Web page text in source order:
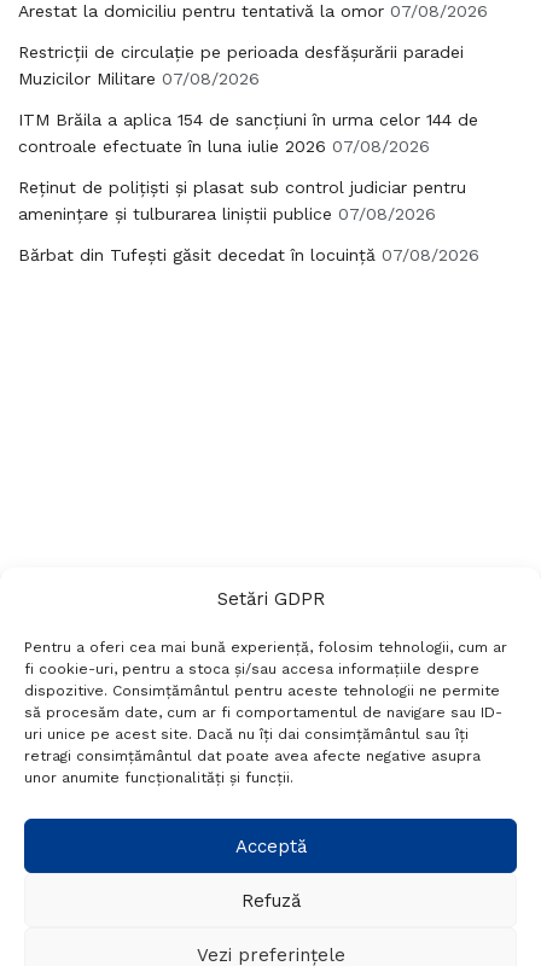
Setări GDPR
Pentru a oferi cea mai bună experiență, folosim tehnologii, cum ar
fi cookie-uri, pentru a stoca și/sau accesa informațiile despre
dispozitive. Consimțământul pentru aceste tehnologii ne permite
să procesăm date, cum ar fi comportamentul de navigare sau ID-
uri unice pe acest site. Dacă nu îți dai consimțământul sau îți
retragi consimțământul dat poate avea afecte negative asupra
unor anumite funcționalități și funcții.
Acceptă
Refuză
Vezi preferințele
Arestat la domiciliu pentru tentativă la omor 07/08/2026
Restricții de circulație pe perioada desfășurării paradei
Muzicilor Militare 07/08/2026
ITM Brăila a aplica 154 de sancțiuni în urma celor 144 de
controale efectuate în luna iulie 2026 07/08/2026
Reținut de polițiști și plasat sub control judiciar pentru
amenințare și tulburarea liniștii publice 07/08/2026
Bărbat din Tufești găsit decedat în locuință 07/08/2026
Termeni si conditii
Politică de confidențialitate
Politica cookies
Setări GDPR
+40 788 760 194